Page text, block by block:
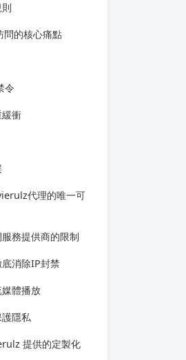
的核心痛點
令
衝
代理的唯一可
務提供商的限制
消除IP封禁
體播放
隱私
提供的定製化